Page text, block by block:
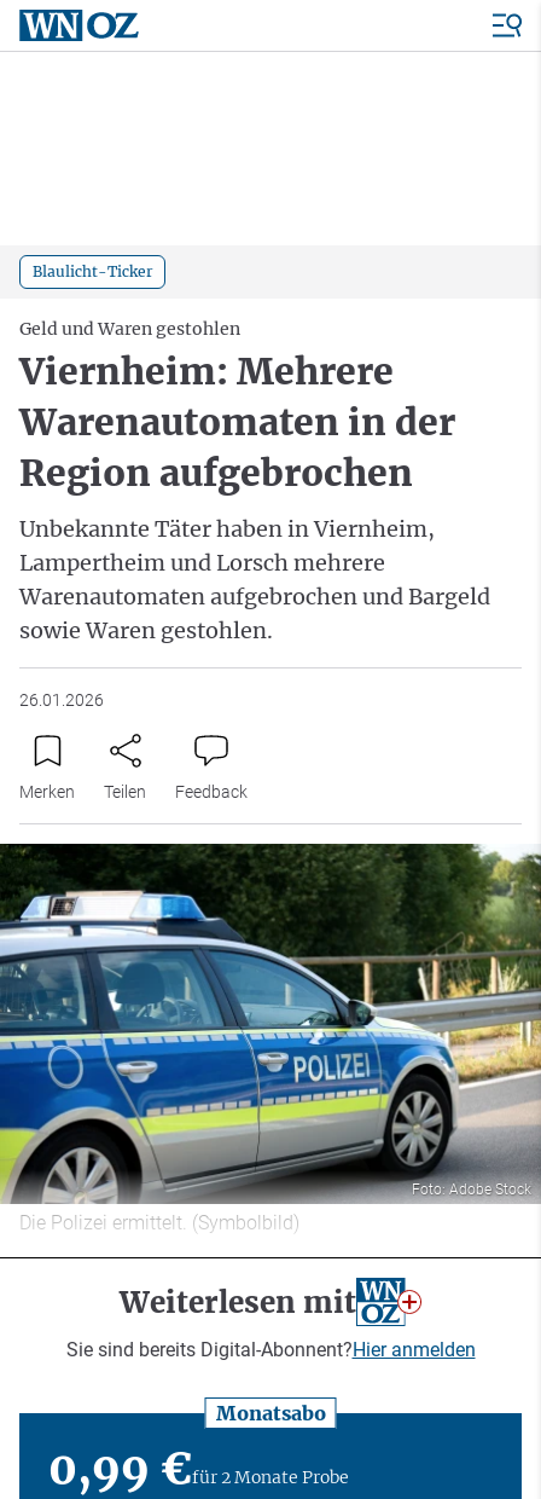
Blaulicht-Ticker
Geld und Waren gestohlen
Viernheim: Mehrere
Warenautomaten in der
Region aufgebrochen
Unbekannte Täter haben in Viernheim,
Lampertheim und Lorsch mehrere
Warenautomaten aufgebrochen und Bargeld
sowie Waren gestohlen.
26.01.2026
Merken Teilen Feedback
Foto: Adobe Stock
Die Polizei ermittelt. (Symbolbild)
Weiterlesen mit
Sie sind bereits Digital-Abonnent?Hier anmelden
Monatsabo
0,99 €für 2 Monate Probe